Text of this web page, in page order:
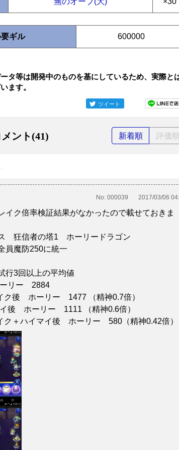
ギル 600000
タ等は開発中のものを基にしているため、実際と
ます。
ツイート
ント(41) 新着順 評価順
No: 000039 2017/03/06
イク倍率検証結果がなかったので載せておきま
ス 狂信者の塔1 ホーリードラゴン
員魔防250に統一
行3回以上の平均値
ーリー 2884
ク後 ホーリー 1477 （精神0.7倍）
後 ホーリー 1111 （精神0.6倍）
ク＋ハイマイ後 ホーリー 580（精神0.42倍）